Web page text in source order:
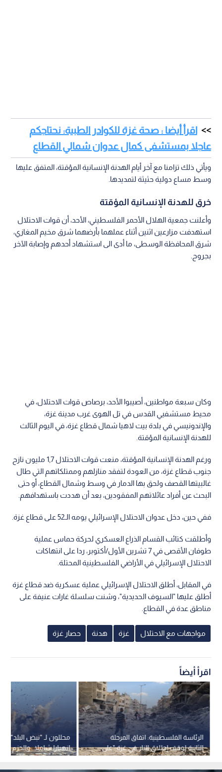
اقرأ أيضا : صحة غزة للكوادر الطبية: نحتاجكم
عاجلا بمستشفى كمال عدوان شمالي القطاع
ويأتي ذلك تزامنا مع آخر أيام الهدنة الإنسانية المؤقتة، المتفق عليها
وسط مساع دولية حثيثة لتمديدها.
خرق للهدنة الإنسانية المؤقتة
وأعلنت جمعية الهلال الأحمر الفلسطيني، الأحد، أن قوات الاحتلال
استهدفت مزارعين اثنين أثناء عملهما بأرضهما شرق مخيم المغازي،
شرق المحافظة الوسطى، ما أدى الى استشهاد أحدهم وإصابة الآخر
بجروح.
وكان سبعة مواطنين، أصيبوا الأحد، برصاص قوات الاحتلال، في
محيط مستشفيي القدس في تل الهوى غرب مدينة غزة،
والإندونيسي في بلدة بيت لاهيا شمال قطاع غزة، في اليوم الثالث
للهدنة الإنسانية المؤقتة.
ورغم الهدنة الإنسانية المؤقتة، منعت قوات الاحتلال 1,7 مليون نازح
جنوب قطاع غزة، من العودة لتفقد منازلهم وممتلكاتهم التي طال
غالبيتها القصف ولحق بها الدمار في وسط وشمال القطاع، أو حتى
البحث عن أفراد عائلاتهم المفقودين، بعد أن هددت باستهدافهم.
ففي حين، دخل عدوان الاحتلال الإسرائيلي يومه الـ52 على قطاع غزة.
وأطلقت كتائب القسام الذراع العسكري لحركة حماس عملية
طوفان الأقصى في 7 تشرين الأول/أكتوبر، ردا على انتهاكات
الاحتلال الإسرائيلي في الأراضي الفلسطينية المحتلة.
في المقابل، أطلق الاحتلال الإسرائيلي عملية عسكرية ضد قطاع غزة
أطلق عليها "السيوف الحديدية"، وشنت سلسلة غارات عنيفة على
مناطق عدة في القطاع.
مواجهات مع الاحتلال غزة هدنة حصار غزة
اقرأ أيضاً
محللون لـ "نبض البلد":
انهيارا شاملا.. والحزم
لإنهاء الوجود
-فيديو
الرئاسة الفلسطينية: اتفاق المرحلة
الثانية لوقف إطلاق النار في غزة "على
الورق" فقط